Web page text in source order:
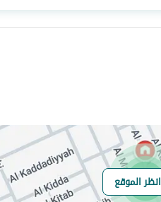
عدد الغرف
2
هل يوجد اي التزام
لايوجد انظر الموقع